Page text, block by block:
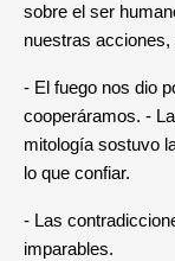
sobre el ser
nuestras acciones,
- El fuego nos dio
cooperáramos. -
mitología sostuvo
lo que confiar.
- Las
imparables.